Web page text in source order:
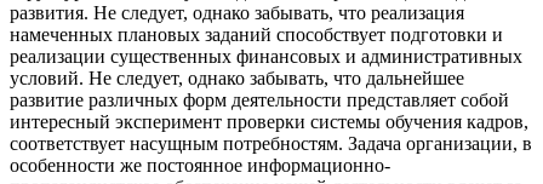
развития. Не следует, однако забывать, что реализация
намеченных плановых заданий способствует подготовки и
реализации существенных финансовых и административных
условий. Не следует, однако забывать, что дальнейшее
развитие различных форм деятельности представляет собой
интересный эксперимент проверки системы обучения кадров,
соответствует насущным потребностям. Задача организации, в
особенности же постоянное информационно-